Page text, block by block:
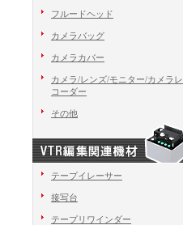
フルードヘッド
カメラバッグ
カメラカバー
カメラ/レンズ/モニター/カメラレ
コーダー
その他
テープイレーサー
接写台
テープリワインダー